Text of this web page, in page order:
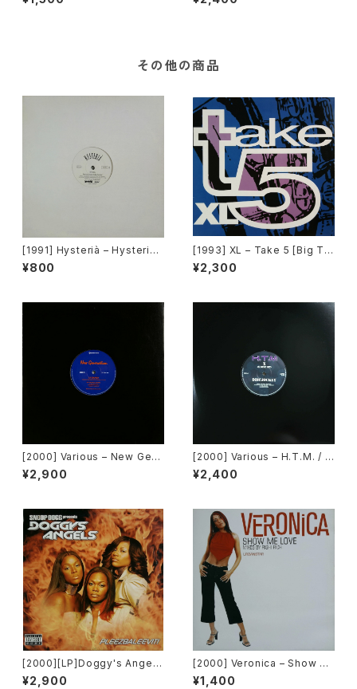
Surprise Surprise [E-Zee]
ords]
その他の商品
[1991] Hysterià – Hysteria
(There's No Reason To Be
Disturbed) [T.A.O.B. Danc
¥800
[1993] XL – Take 5 [Big Ti
me International]
¥2,300
[2000] Various – New Gen
eration / Back To The "Dis
co" ~私もDiscoへ連れていっ
¥2,900
[2000] Various – H.T.M. / B
ack To The "Disco" ~私もD
iscoへ連れていって~ Reques
¥2,400
[2000][LP]Doggy's Angels
– Pleezbaleevit! [TVT Rec
¥2,900
[2000] Veronica – Show M
e Love [Urbanstar]
¥1,400